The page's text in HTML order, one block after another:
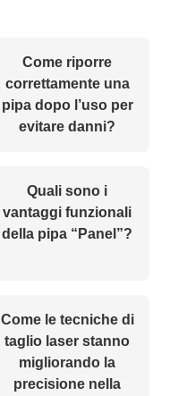
Come riporre
correttamente una
pipa dopo l’uso per
evitare danni?
Quali sono i
vantaggi funzionali
della pipa “Panel”?
Come le tecniche di
taglio laser stanno
migliorando la
precisione nella